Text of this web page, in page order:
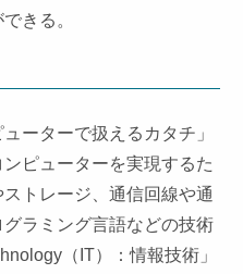
きる。
ーターで扱えるカタチ」
ピューターを実現するた
トレージ、通信回線や通
ラミング言語などの技術
（IT）：情報技術」